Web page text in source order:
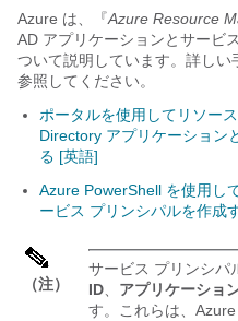
Azure は、『Azure Resource
AD アプリケーションとサービ
ついて説明しています。詳し
参照してください。
ポータルを使用してリソー
Directory アプリケーション
る [英語]
Azure PowerShell を使用し
ービス プリンシパルを作成
（注）
サービス プリンシパ
ID、 アプリケーショ
す。これらは、